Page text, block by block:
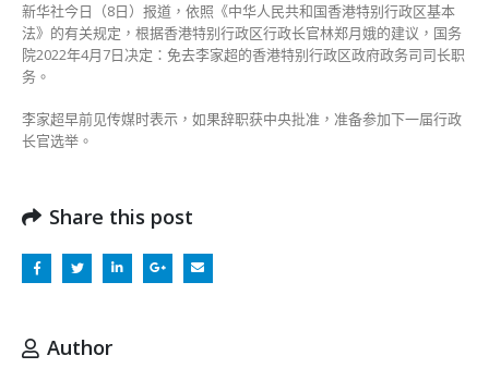
职
务〉
中
新华社今日（8日）报道，依照《中华人民共和国香港特别行政区基本
法》的有关规定，根据香港特别行政区行政长官林郑月娥的建议，国务
院2022年4月7日决定：免去李家超的香港特别行政区政府政务司司长职
务。
李家超早前见传媒时表示，如果辞职获中央批准，准备参加下一届行政
长官选举。
Share this post
Author